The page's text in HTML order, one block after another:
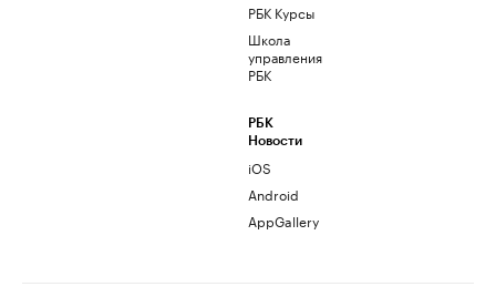
РБК Курсы
Школа
управления
РБК
РБК
Новости
iOS
Android
AppGallery